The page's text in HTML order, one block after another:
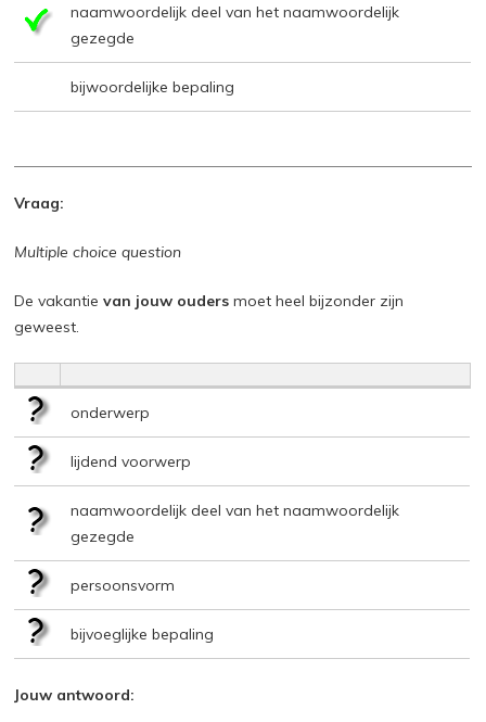
naamwoordelijk deel van het naamwoordelijk
gezegde
bijwoordelijke bepaling
Vraag:
Multiple choice question
De vakantievan jouw ouders moet heel bijzonder zijn
geweest.
onderwerp
lijdend voorwerp
naamwoordelijk deel van het naamwoordelijk
gezegde
persoonsvorm
bijvoeglijke bepaling
Jouw antwoord: